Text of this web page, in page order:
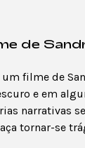
de
filme de
e em
narrativas
tornar-se